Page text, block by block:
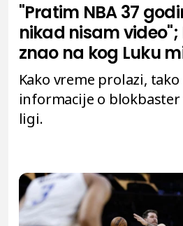
"Pratim NBA 37
nikad nisam video";
znao na kog Luku
Kako vreme prolazi,
informacije o
ligi.